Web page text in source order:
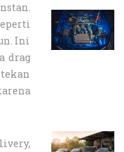
Ini
drag